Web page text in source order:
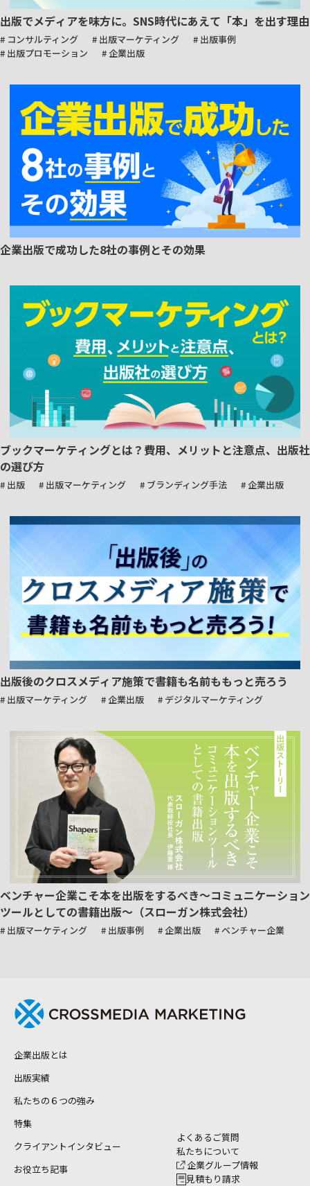
出版でメディアを味方に。SNS時代にあえて「本」を出す理由
# コンサルティング # 出版マーケティング
# 出版事例
# 出版プロモーション
# 企業出版
企業出版で成功した8社の事例とその効果
ブックマーケティングとは？費用、メリットと注意点、出版社
の選び方
# 出版 # 出版マーケティング # ブランディング手法 # 企業出版
出版後のクロスメディア施策で書籍も名前ももっと売ろう
# 出版マーケティング # 企業出版 # デジタルマーケティング
ベンチャー企業こそ本を出版をするべき～コミュニケーション
ツールとしての書籍出版～（スローガン株式会社）
# 出版マーケティング # 出版事例 # 企業出版 # ベンチャー企業
企業出版とは
出版実績
私たちの６つの強み
特集
クライアントインタビュー
お役立ち記事
よくあるご質問
私たちについて
企業グループ情報
見積もり請求